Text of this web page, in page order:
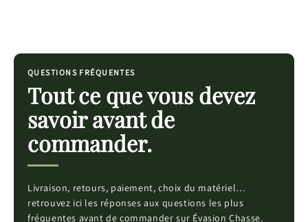
QUESTIONS FRÉQUENTES
Tout ce que vous devez
savoir avant de
commander.
Livraison, retours, paiement, choix du matériel…
retrouvez ici les réponses aux questions les plus
fréquentes avant de commander sur Évasion Chasse.